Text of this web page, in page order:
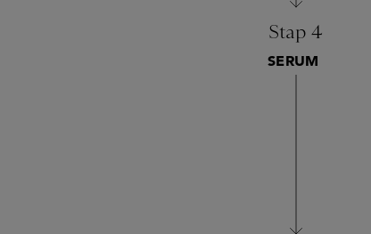
Stap 4
SERUM